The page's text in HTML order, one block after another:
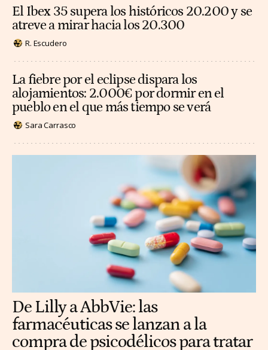
El Ibex 35 supera los históricos 20.200 y se
atreve a mirar hacia los 20.300
R. Escudero
La fiebre por el eclipse dispara los
alojamientos: 2.000€ por dormir en el
pueblo en el que más tiempo se verá
Sara Carrasco
De Lilly a AbbVie: las
farmacéuticas se lanzan a la
compra de psicodélicos para tratar